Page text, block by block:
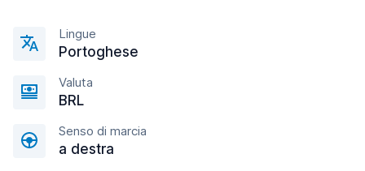
Lingue
Portoghese
Valuta
BRL
Senso di marcia
a destra